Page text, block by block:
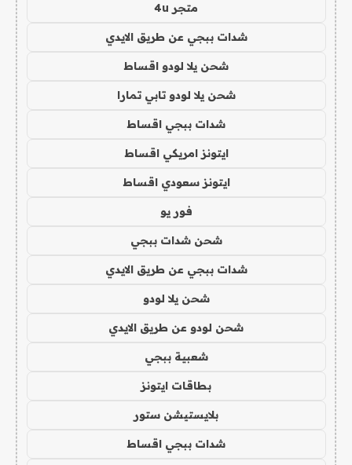
متجر 4u
شدات ببجي عن طريق الايدي
شحن يلا لودو اقساط
شحن يلا لودو تابي تمارا
شدات ببجي اقساط
ايتونز امريكي اقساط
ايتونز سعودي اقساط
فور يو
شحن شدات ببجي
شدات ببجي عن طريق الايدي
شحن يلا لودو
شحن لودو عن طريق الايدي
شعبية ببجي
بطاقات ايتونز
بلايستيشن ستور
شدات ببجي اقساط